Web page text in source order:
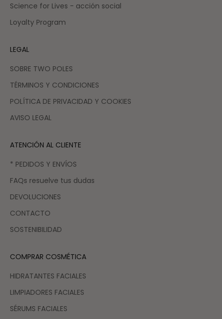
Science for Lives - acción social
Loyalty Program
LEGAL
SOBRE TWO POLES
TÉRMINOS Y CONDICIONES
POLÍTICA DE PRIVACIDAD Y COOKIES
AVISO LEGAL
ATENCIÓN AL CLIENTE
* PEDIDOS Y ENVÍOS
FAQs resuelve tus dudas
DEVOLUCIONES
CONTACTO
SOSTENIBILIDAD
COMPRAR COSMÉTICA
HIDRATANTES FACIALES
LIMPIADORES FACIALES
SÉRUMS FACIALES